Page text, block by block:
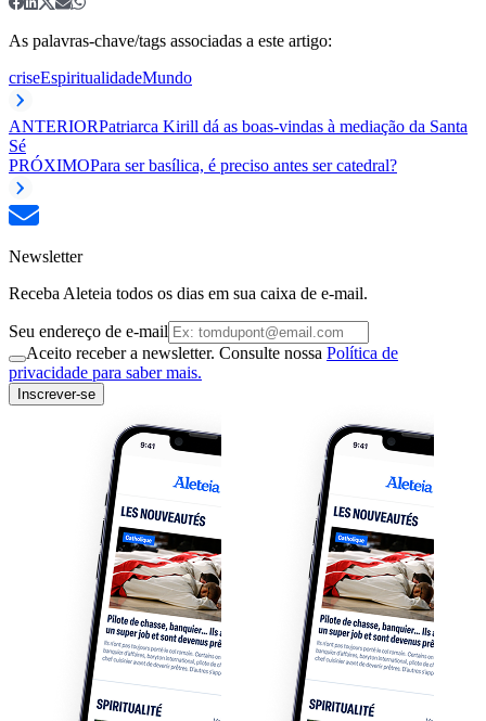
As palavras-chave/tags associadas a este artigo:
criseEspiritualidadeMundo
ANTERIORPatriarca Kirill dá as boas-vindas à mediação da Santa
Sé
PRÓXIMOPara ser basílica, é preciso antes ser catedral?
Newsletter
Receba Aleteia todos os dias em sua caixa de e-mail.
Seu endereço de e-mail
Aceito receber a newsletter. Consulte nossa Política de
privacidade para saber mais.
Inscrever-se